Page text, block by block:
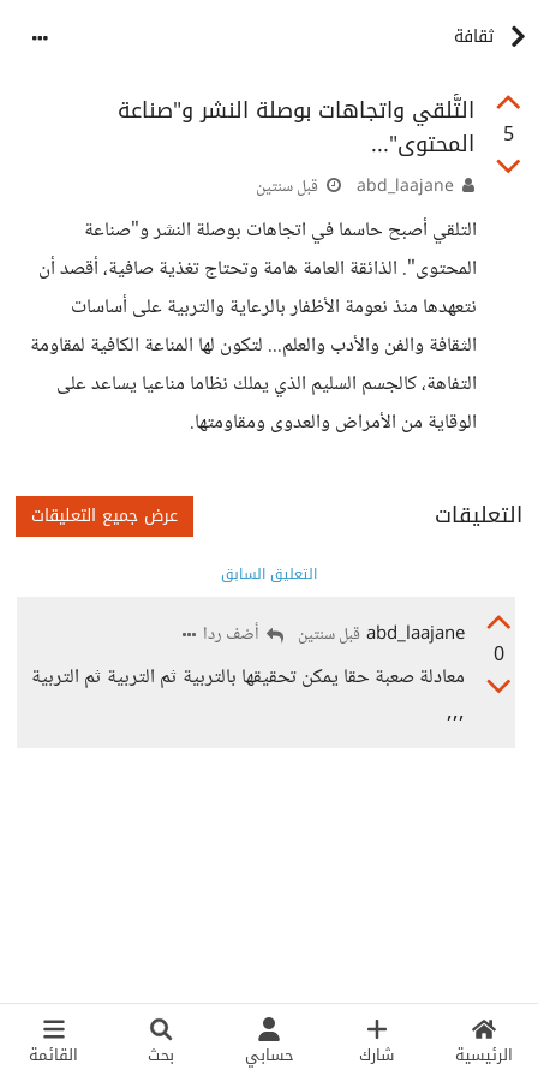
الرئيسية شارك حسابي بحث القائمة
ثقافة
5
التَّلقي واتجاهات بوصلة النشر و"صناعة
المحتوى"...
قبل سنتين
التلقي أصبح حاسما في اتجاهات بوصلة النشر و"صناعة
المحتوى". الذائقة العامة هامة وتحتاج تغذية صافية، أقصد أن
نتعهدها منذ نعومة الأظفار بالرعاية والتربية على أساسات
الثقافة والفن والأدب والعلم... لتكون لها المناعة الكافية لمقاومة
التفاهة، كالجسم السليم الذي يملك نظاما مناعيا يساعد على
الوقاية من الأمراض والعدوى ومقاومتها.
التعليقات عرض جميع التعليقات
التعليق السابق
0
abd_laajane قبل سنتين أضف ردا
معادلة صعبة حقا يمكن تحقيقها بالتربية ثم التربية ثم التربية
,,,